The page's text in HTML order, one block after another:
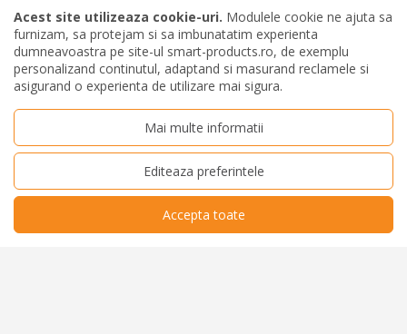
Acest site utilizeaza cookie-uri. Modulele cookie ne ajuta sa
furnizam, sa protejam si sa imbunatatim experienta
dumneavoastra pe site-ul smart-products.ro, de exemplu
personalizand continutul, adaptand si masurand reclamele si
asigurand o experienta de utilizare mai sigura.
Mai multe informatii
Editeaza preferintele
Accepta toate